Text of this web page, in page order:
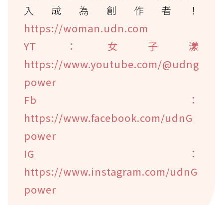
入成為創作者！
https://woman.udn.com
YT：女子漾
https://www.youtube.com/@udng
power
Fb：
https://www.facebook.com/udnG
power
IG：
https://www.instagram.com/udnG
power